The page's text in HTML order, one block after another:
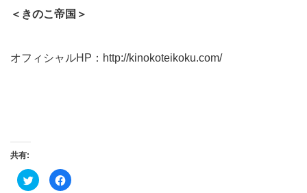
＜きのこ帝国＞
オフィシャルHP： http://kinokoteikoku.com/
共有:
ク
リ
Facebook
で